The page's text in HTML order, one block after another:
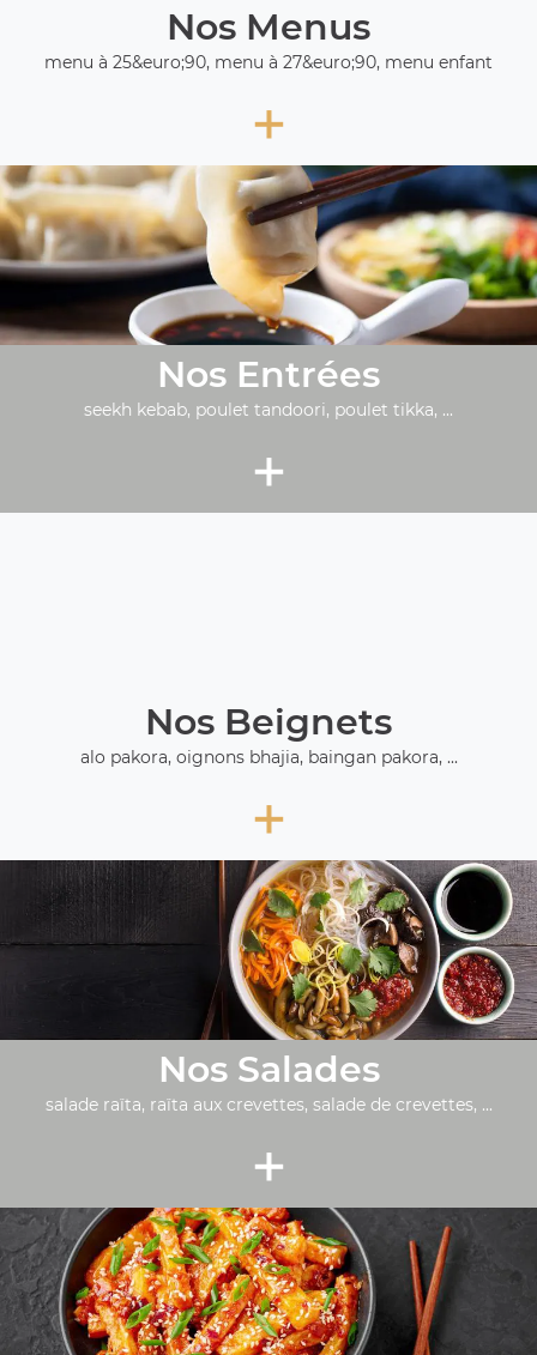
Nos Menus
menu à 25&euro;90, menu à 27&euro;90, menu enfant
+
Nos Entrées
seekh kebab, poulet tandoori, poulet tikka, ...
+
Nos Beignets
alo pakora, oignons bhajia, baingan pakora, ...
+
Nos Salades
salade raïta, raïta aux crevettes, salade de crevettes, ...
+